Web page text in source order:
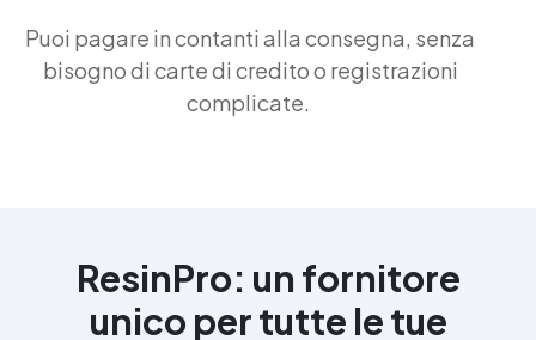
Puoi pagare in contanti alla consegna, senza
bisogno di carte di credito o registrazioni
complicate.
ResinPro: un fornitore
unico per tutte le tue